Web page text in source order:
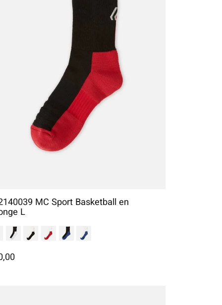
MC Sport Basketball en
L